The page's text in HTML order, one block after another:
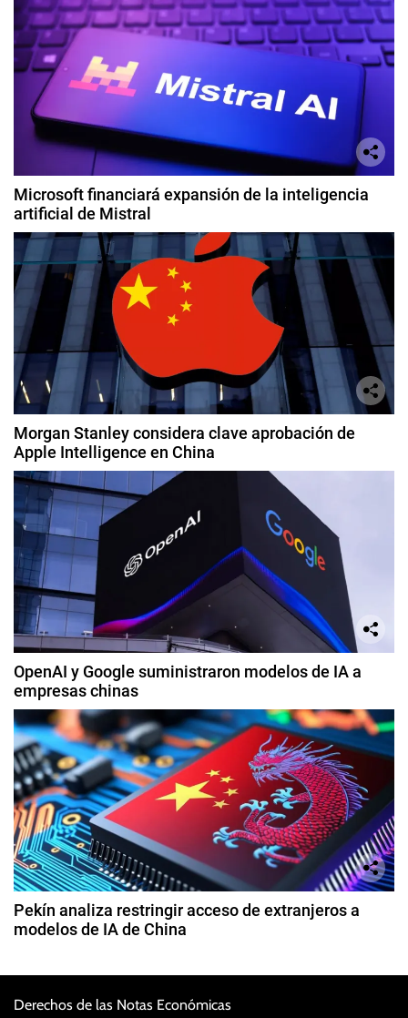
Microsoft financiará expansión de la inteligencia
artificial de Mistral
Morgan Stanley considera clave aprobación de
Apple Intelligence en China
OpenAI y Google suministraron modelos de IA a
empresas chinas
Pekín analiza restringir acceso de extranjeros a
modelos de IA de China
Derechos de las Notas Económicas